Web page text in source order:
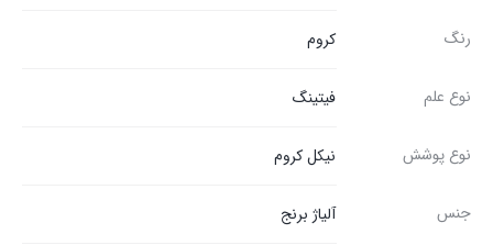
رنگ کروم
نوع علم فیتینگ
نوع پوشش نیکل کروم
جنس آلیاژ برنج